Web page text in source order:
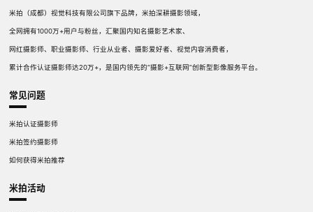
米拍（成都）视觉科技有限公司旗下品牌，米拍深耕摄影领域，
全网拥有1000万+用户与粉丝，汇聚国内知名摄影艺术家、
网红摄影师、职业摄影师、行业从业者、摄影爱好者、视觉内容消费者，
累计合作认证摄影师达20万+，是国内领先的“摄影+互联网”创新型影像服务平台。
常见问题
米拍认证摄影师
米拍签约摄影师
如何获得米拍推荐
米拍活动